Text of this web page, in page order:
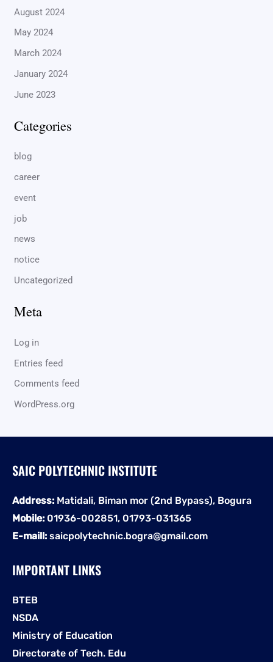
August 2024
May 2024
March 2024
January 2024
June 2023
Categories
blog
career
event
job
news
notice
Uncategorized
Meta
Log in
Entries feed
Comments feed
WordPress.org
SAIC POLYTECHNIC INSTITUTE
Address: Matidali, Biman mor (2nd Bypass), Bogura
Mobile: 01936-002851, 01793-031365
E-maill: saicpolytechnic.bogra@gmail.com
IMPORTANT LINKS
BTEB
NSDA
Ministry of Education
Directorate of Tech. Edu